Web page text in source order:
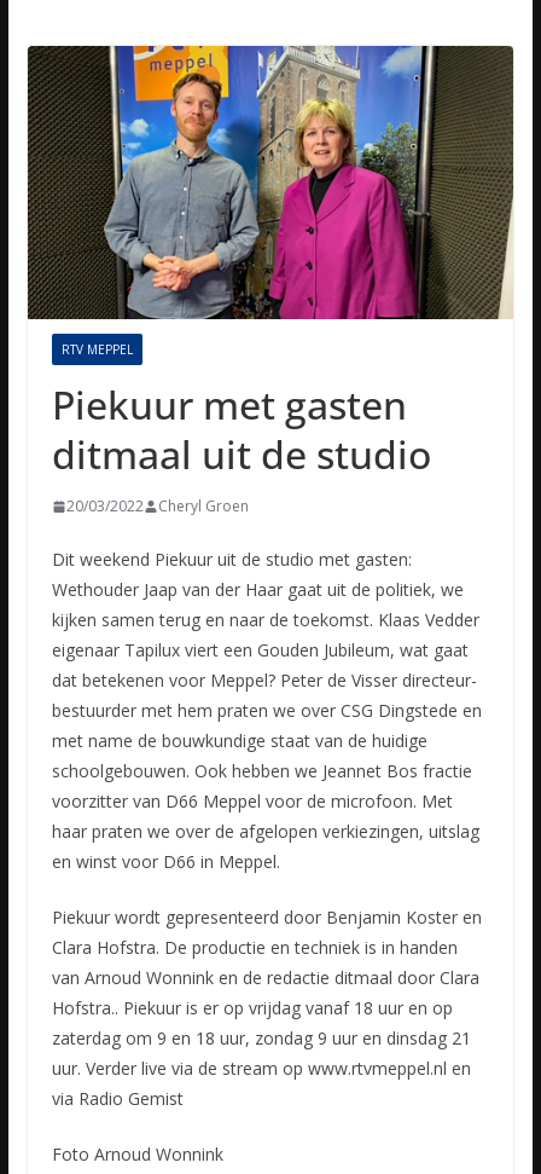
RTV MEPPEL
Piekuur met gasten
ditmaal uit de studio
20/03/2022 Cheryl Groen
Dit weekend Piekuur uit de studio met gasten:
Wethouder Jaap van der Haar gaat uit de politiek, we
kijken samen terug en naar de toekomst. Klaas Vedder
eigenaar Tapilux viert een Gouden Jubileum, watgaat
dat betekenen voor Meppel? Peter de Visser directeur-
bestuurder met hem praten we over CSG Dingstede en
met name de bouwkundige staat van de huidige
schoolgebouwen. Ook hebben we Jeannet Bos fractie
voorzitter van D66 Meppel voor de microfoon. Met
haar praten we over de afgelopen verkiezingen, uitslag
en winst voor D66 in Meppel.
Piekuur wordt gepresenteerd door Benjamin Koster en
Clara Hofstra. De productie en techniek is in handen
van Arnoud Wonnink en de redactie ditmaal door Clara
Hofstra.. Piekuur is er op vrijdag vanaf 18 uur en op
zaterdag om 9 en 18 uur, zondag 9 uur en dinsdag 21
uur. Verder live via de stream op www.rtvmeppel.nl en
via Radio Gemist
Foto Arnoud Wonnink